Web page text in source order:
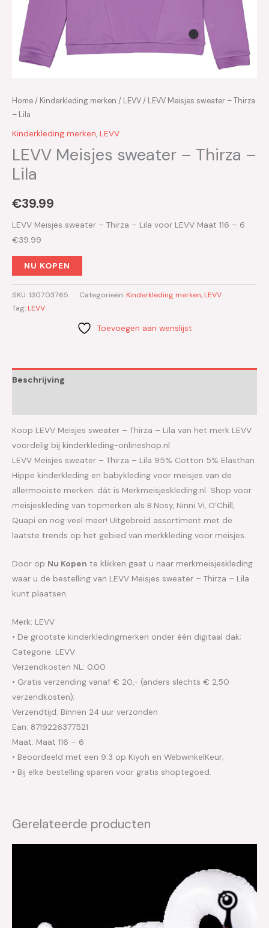
Home/ Kinderkleding merken / LEVV/ LEVV Meisjes sweater – Thirza
– Lila
Kinderkleding merken, LEVV
LEVV Meisjes sweater – Thirza –
Lila
€39.99
LEVV Meisjes sweater – Thirza – Lila voor LEVV Maat 116 – 6
€39.99
NU KOPEN
SKU:130703765 Categorieën: Kinderkleding merken, LEVV
Tag: LEVV
Toevoegen aan wenslijst
Beschrijving
Koop LEVV Meisjes sweater – Thirza – Lila van het merk LEVV
voordelig bij kinderkleding-onlineshop.nl
LEVV Meisjes sweater – Thirza – Lila 95% Cotton 5% Elasthan
Hippe kinderkleding en babykleding voor meisjes van de
allermooiste merken: dát is Merkmeisjeskleding.nl. Shop voor
meisjeskleding van topmerken als B.Nosy, Ninni Vi, O’Chill,
Quapi en nog veel meer! Uitgebreid assortiment met de
laatste trends op het gebied van merkkleding voor meisjes.
Door op Nu Kopen te klikken gaat u naar merkmeisjeskleding
waar u de bestelling van LEVV Meisjes sweater – Thirza – Lila
kunt plaatsen.
Merk: LEVV
• De grootste kinderkledingmerken onder één digitaal dak;
Categorie: LEVV
Verzendkosten NL: 0.00
• Gratis verzending vanaf € 20,- (anders slechts € 2,50
verzendkosten);
Verzendtijd: Binnen 24 uur verzonden
Ean: 8719226377521
Maat: Maat 116 – 6
• Beoordeeld met een 9.3 op Kiyoh en WebwinkelKeur;
• Bij elke bestelling sparen voor gratis shoptegoed.
Gerelateerde producten